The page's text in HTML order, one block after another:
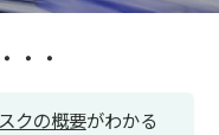
・・
クの概要がわかる